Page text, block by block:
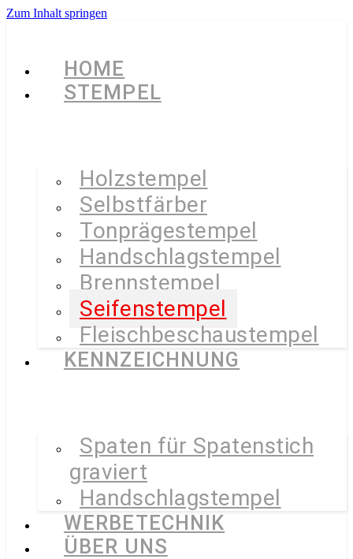
Zum Inhalt springen
HOME
STEMPEL
Holzstempel
Selbstfärber
Tonprägestempel
Handschlagstempel
Brennstempel
Seifenstempel
Fleischbeschaustempel
KENNZEICHNUNG
Spaten für Spatenstich
graviert
Handschlagstempel
WERBETECHNIK
ÜBER UNS